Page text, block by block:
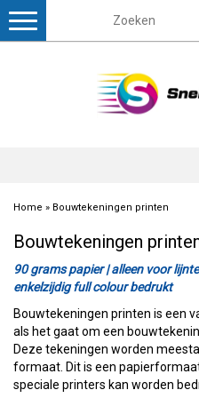
Toggle
Home » Bouwtekeningen printen
Bouwtekeningen
90 grams papier | alleen voor
enkelzijdig full colour bedrukt
Bouwtekeningen printen is een
als het gaat om een
Deze tekeningen worden
formaat. Dit is een
speciale printers kan worden